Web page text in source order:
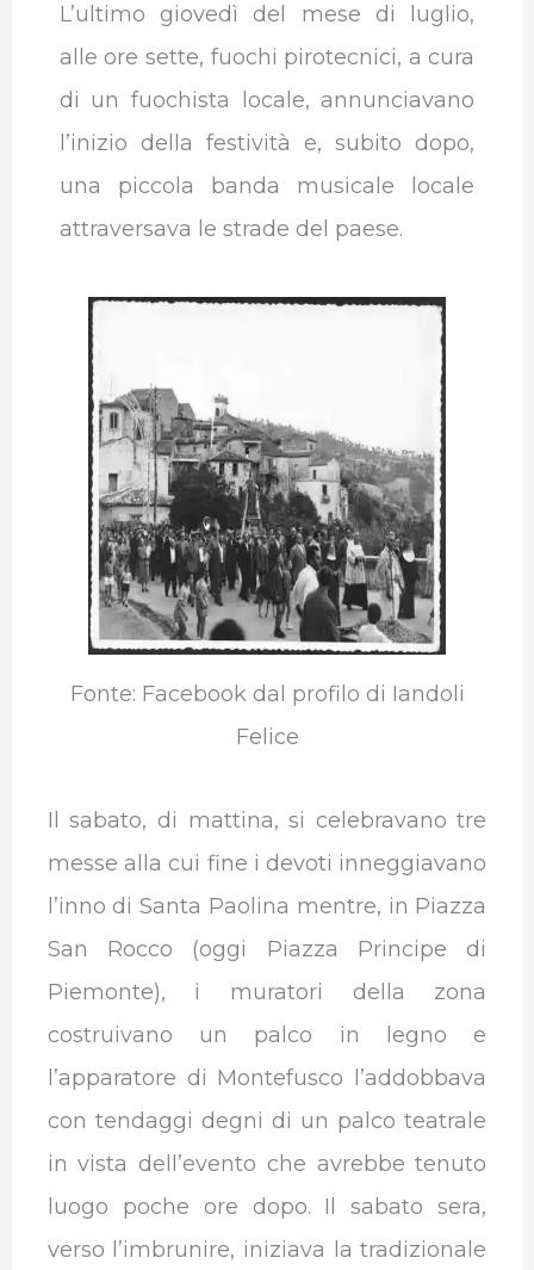
L’ultimo giovedì del mese di luglio,
alle ore sette, fuochi pirotecnici, a cura
di un fuochista locale, annunciavano
l’inizio della festività e, subito dopo,
una piccola banda musicale locale
attraversava le strade del paese.
Fonte: Facebook dal profilo di Iandoli
Felice
Il sabato, di mattina, si celebravano tre
messe alla cui fine i devoti inneggiavano
l’inno di Santa Paolina mentre, in Piazza
San Rocco (oggi Piazza Principe di
Piemonte), i muratori della zona
costruivano un palco in legno e
l’apparatore di Montefusco l’addobbava
con tendaggi degni di un palco teatrale
in vista dell’evento che avrebbe tenuto
luogo poche ore dopo. Il sabato sera,
verso l’imbrunire, iniziava la tradizionale